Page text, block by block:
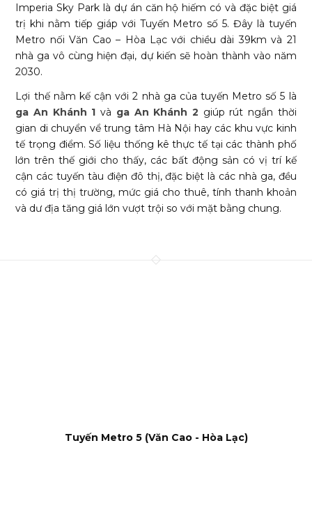
Imperia Sky Park là dự án căn hộ hiếm có và đặc biệt giá
trị khi nằm tiếp giáp với Tuyến Metro số 5. Đây là tuyến
Metro nối Văn Cao – Hòa Lạc với chiều dài 39km và 21
nhà ga vô cùng hiện đại, dự kiến sẽ hoàn thành vào năm
2030.
Lợi thế nằm kế cận với 2 nhà ga của tuyến Metro số 5 là
ga An Khánh 1 và ga An Khánh 2 giúp rút ngắn thời
gian di chuyển vể trung tâm Hà Nội hay các khu vực kinh
tế trọng điểm. Số liệu thống kê thực tế tại các thành phố
lớn trên thế giới cho thấy, các bất động sản có vị trí kế
cận các tuyến tàu điện đô thị, đặc biệt là các nhà ga, đều
có giá trị thị trường, mức giá cho thuê, tính thanh khoản
và dư địa tăng giá lớn vượt trội so với mặt bằng chung.
Tuyến Metro 5 (Văn Cao - Hòa Lạc)